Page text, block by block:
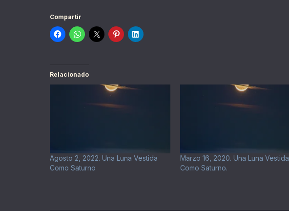
Compartir
Relacionado
Agosto 2, 2022. Una Luna Vestida
Como Saturno
Marzo 16, 2020. Una Luna Vestida
Como Saturno.